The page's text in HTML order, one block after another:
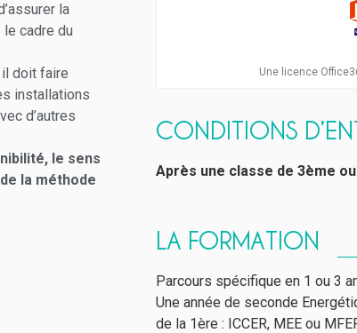
la
cadre du
doit faire
installations
d’autres
le sens
la méthode
Une licence
CONDITIONS
Après une classe de 3ème
LA FORMATION
Parcours spécifique en 1 ou 3
Une année de seconde
de la 1ère : ICCER, MEE ou